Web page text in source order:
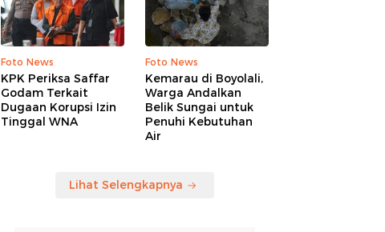
Foto News
KPK Periksa Saffar
Godam Terkait
Dugaan Korupsi Izin
Tinggal WNA
Foto News
Kemarau di Boyolali,
Warga Andalkan
Belik Sungai untuk
Penuhi Kebutuhan
Air
Lihat Selengkapnya